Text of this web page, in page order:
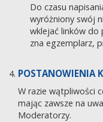
Do czasu
wyróżniony swój
wklejać linków do
zna egzemplarz,
POSTANOWIENIA
W razie wątpliwości
mając zawsze na
Moderatorzy.